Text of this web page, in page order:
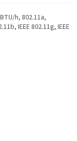
h, 802.11a,
IEEE 802.11g, IEEE